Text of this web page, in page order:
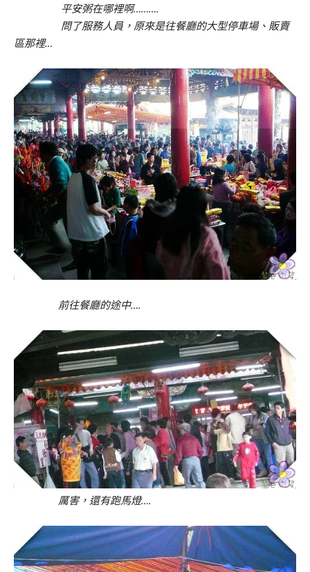
平安粥在哪裡啊……….
問了服務人員，原來是往餐廳的大型停車場、販賣
區那裡…
前往餐廳的途中….
厲害，還有跑馬燈….